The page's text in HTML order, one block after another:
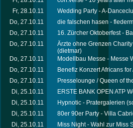
Fr, 28.10.11
Wedding Party - A-
Do, 27.10.11
die falschen hasen -
Do, 27.10.11
16. Zürcher Oktoberfest -
Do, 27.10.11
Ärzte ohne Grenzen
(dietmar)
Do, 27.10.11 Modellbau Messe - Messe
Do, 27.10.11
Benefiz Konzert Africans
Do, 27.10.11
Presselounge / Queen of
Di, 25.10.11
ERSTE BANK OPEN ATP
Di, 25.10.11
Hypnotic - Pratergalerien
Di, 25.10.11
80er 90er Party - Villa
Di, 25.10.11
Miss Night - Wahl zur Miss